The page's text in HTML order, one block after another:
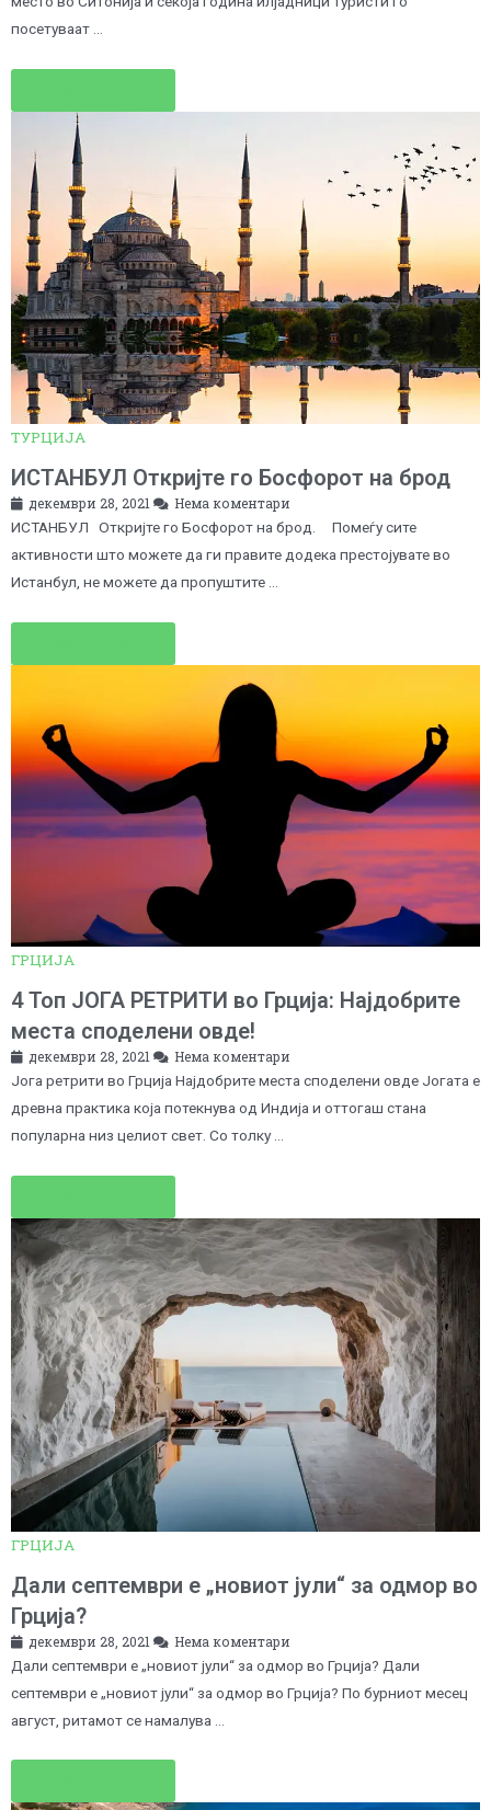
посетуваат …
ТУРЦИЈА
ИСТАНБУЛ Откријте го Босфорот на брод
декември 28, 2021
Нема коментари
ИСТАНБУЛ Откријте го Босфорот на брод. Помеѓу сите
активности што можете да ги правите додека престојувате во
Истанбул, не можете да пропуштите …
ГРЦИЈА
4 Топ ЈОГА РЕТРИТИ во Грција: Најдобрите
места споделени овде!
декември 28, 2021
Нема коментари
Јога ретрити во Грција Најдобрите места споделени овде Јогата е
древна практика која потекнува од Индија и оттогаш стана
популарна низ целиот свет. Со толку …
ГРЦИЈА
Дали септември е „новиот јули“ за одмор во
Грција?
декември 28, 2021
Нема коментари
Дали септември е „новиот јули“ за одмор во Грција? Дали
септември е „новиот јули“ за одмор во Грција? По бурниот месец
август, ритамот се намалува …